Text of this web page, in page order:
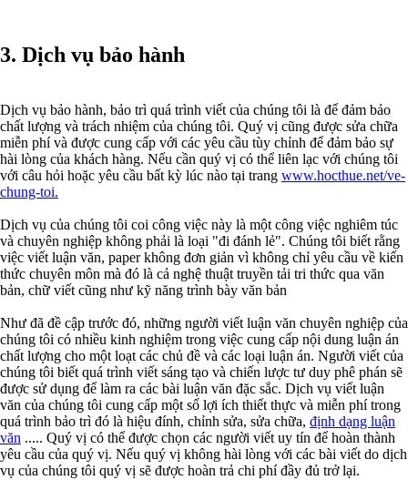
3. Dịch vụ bảo hành
Dịch vụ bảo hành, bảo trì quá trình viết của chúng tôi là để đảm bảo
chất lượng và trách nhiệm của chúng tôi. Quý vị cũng được sửa chữa
miễn phí và được cung cấp với các yêu cầu tùy chỉnh để đảm bảo sự
hài lòng của khách hàng. Nếu cần quý vị có thể liên lạc với chúng tôi
với câu hỏi hoặc yêu cầu bất kỳ lúc nào tại trang www.hocthue.net/ve-
chung-toi.
Dịch vụ của chúng tôi coi công việc này là một công việc nghiêm túc
và chuyên nghiệp không phải là loại "đi đánh lẻ". Chúng tôi biết rằng
việc viết luận văn, paper không đơn giản vì không chỉ yêu cầu về kiến
thức chuyên môn mà đó là cả nghệ thuật truyền tải tri thức qua văn
bản, chữ viết cũng như kỹ năng trình bày văn bản
Như đã đề cập trước đó, những người viết luận văn chuyên nghiệp của
chúng tôi có nhiều kinh nghiệm trong việc cung cấp nội dung luận án
chất lượng cho một loạt các chủ đề và các loại luận án. Người viết của
chúng tôi biết quá trình viết sáng tạo và chiến lược tư duy phê phán sẽ
được sử dụng để làm ra các bài luận văn đặc sắc. Dịch vụ viết luận
văn của chúng tôi cung cấp một số lợi ích thiết thực và miễn phí trong
quá trình bảo trì đó là hiệu đính, chỉnh sửa, sửa chữa, định dạng luận
văn ..... Quý vị có thể được chọn các người viết uy tín để hoàn thành
yêu cầu của quý vị. Nếu quý vị không hài lòng với các bài viết do dịch
vụ của chúng tôi quý vị sẽ được hoàn trả chi phí đầy đủ trở lại.